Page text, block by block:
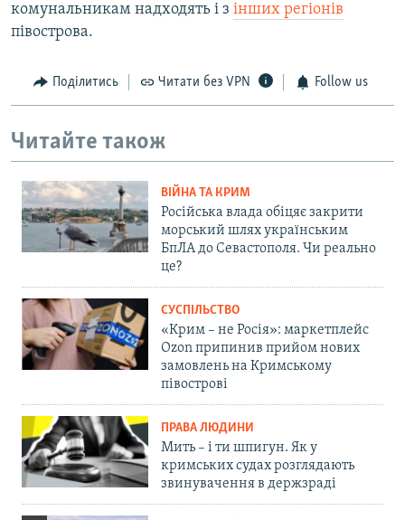
комунальникам надходять і з інших регіонів
півострова.
Поділитись Читати без VPN Follow us
Читайте також
ВІЙНА ТА КРИМ
Російська влада обіцяє закрити
морський шлях українським
БпЛА до Севастополя. Чи реально
це?
СУСПІЛЬСТВО
«Крим – не Росія»: маркетплейс
Ozon припинив прийом нових
замовлень на Кримському
півострові
ПРАВА ЛЮДИНИ
Мить – і ти шпигун. Як у
кримських судах розглядають
звинувачення в держзраді